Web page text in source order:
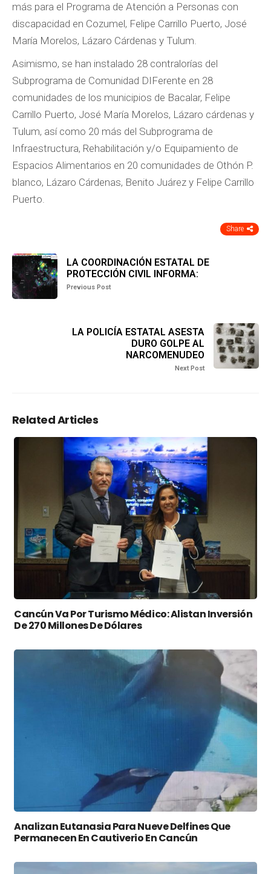
más para el Programa de Atención a Personas con
discapacidad en Cozumel, Felipe Carrillo Puerto, José
María Morelos, Lázaro Cárdenas y Tulum.
Asimismo, se han instalado 28 contralorías del
Subprograma de Comunidad DIFerente en 28
comunidades de los municipios de Bacalar, Felipe
Carrillo Puerto, José María Morelos, Lázaro cárdenas y
Tulum, así como 20 más del Subprograma de
Infraestructura, Rehabilitación y/o Equipamiento de
Espacios Alimentarios en 20 comunidades de Othón P.
blanco, Lázaro Cárdenas, Benito Juárez y Felipe Carrillo
Puerto.
Share
LA COORDINACIÓN ESTATAL DE
PROTECCIÓN CIVIL INFORMA:
Previous Post
LA POLICÍA ESTATAL ASESTA
DURO GOLPE AL
NARCOMENUDEO
Next Post
Related Articles
Cancún Va Por Turismo Médico: Alistan Inversión
De 270 Millones De Dólares
Analizan Eutanasia Para Nueve Delfines Que
Permanecen En Cautiverio En Cancún